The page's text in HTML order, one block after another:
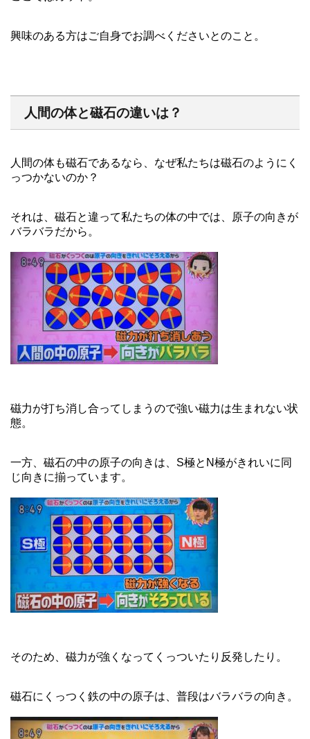
興味のある方はご自身でお調べくださいとのこと。
人間の体と磁石の違いは？
人間の体も磁石であるなら、なぜ私たちは磁石のようにく
っつかないのか？
それは、磁石と違って私たちの体の中では、原子の向きが
バラバラだから。
磁力が打ち消し合ってしまうので強い磁力は生まれない状
態。
一方、磁石の中の原子の向きは、S極とN極がきれいに同
じ向きに揃っています。
そのため、磁力が強くなってくっついたり反発したり。
磁石にくっつく鉄の中の原子は、普段はバラバラの向き。